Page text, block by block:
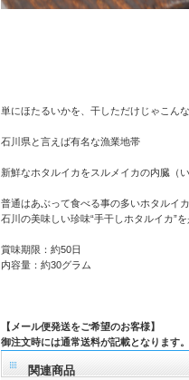
単にほたるいかを、干しただけじゃこん
石川県と言えば有名な漁業地帯
新鮮なホタルイカをスルメイカの内臓（
普通はあぶって食べる事の多いホタルイ
石川の美味しい珍味“手干しホタルイカ”
賞味期限：約50日
内容量：約30グラム
【メール便発送をご希望のお客様】
御注文時には通常送料が記載となります
関連商品